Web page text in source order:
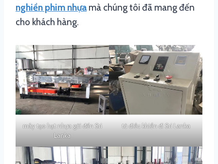
nghiền phim nhựa mà chúng tôi đã mang đến
cho khách hàng.
máy tạo hạt nhựa gửi đến Sri
Lanka
tủ điều khiển đi Sri Lanka